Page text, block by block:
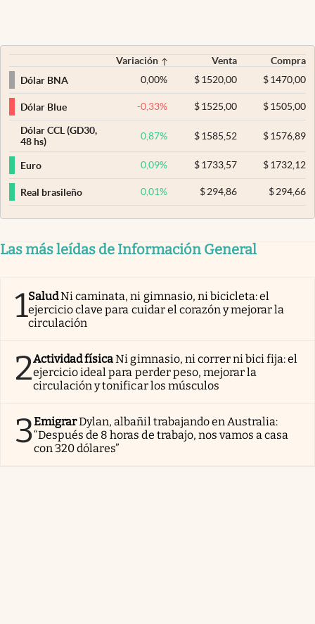
Variación Venta
Compra
Dólar BNA
0,00% $ 1520,00 $1470,00
Dólar Blue -0,33% $ 1525,00 $1505,00
Dólar CCL (GD30,
48 hs)
0,87% $ 1585,52 $1576,89
Euro 0,09% $ 1733,57 $1732,12
Real brasileño 0,01% $294,86 $294,66
Las más leídas de Información General
1SaludNi caminata, ni gimnasio, ni bicicleta: el
ejercicio clave para cuidar el corazón y mejorar la
circulación
2Actividad físicaNi gimnasio, ni correr ni bici fija: el
ejercicio ideal para perder peso, mejorar la
circulación y tonificar los músculos
3EmigrarDylan, albañil trabajando en Australia:
“Después de 8 horas de trabajo, nos vamos a casa
con 320 dólares”